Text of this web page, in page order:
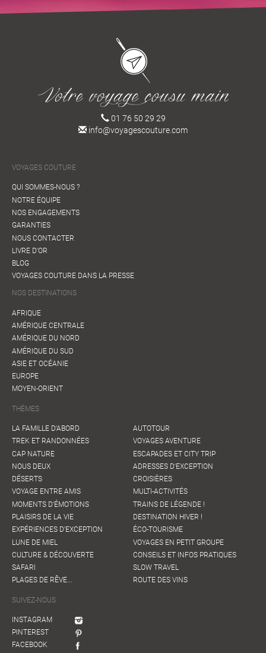
01 76 50 29 29
info@voyagescouture.com
VOYAGES COUTURE
QUI SOMMES-NOUS ?
NOTRE ÉQUIPE
NOS ENGAGEMENTS
GARANTIES
NOUS CONTACTER
LIVRE D'OR
BLOG
VOYAGES COUTURE DANS LA PRESSE
NOS DESTINATIONS
AFRIQUE
AMÉRIQUE CENTRALE
AMÉRIQUE DU NORD
AMÉRIQUE DU SUD
ASIE ET OCÉANIE
EUROPE
MOYEN-ORIENT
THÈMES
LA FAMILLE D'ABORD
TREK ET RANDONNÉES
CAP NATURE
NOUS DEUX
DÉSERTS
VOYAGE ENTRE AMIS
MOMENTS D'ÉMOTIONS
PLAISIRS DE LA VIE
EXPÉRIENCES D'EXCEPTION
LUNE DE MIEL
CULTURE & DÉCOUVERTE
SAFARI
PLAGES DE RÊVE...
AUTOTOUR
VOYAGES AVENTURE
ESCAPADES ET CITY TRIP
ADRESSES D'EXCEPTION
CROISIÈRES
MULTI-ACTIVITÉS
TRAINS DE LÉGENDE !
DESTINATION HIVER !
ÉCO-TOURISME
VOYAGES EN PETIT GROUPE
CONSEILS ET INFOS PRATIQUES
SLOW TRAVEL
ROUTE DES VINS
SUIVEZ-NOUS
INSTAGRAM
PINTEREST
FACEBOOK